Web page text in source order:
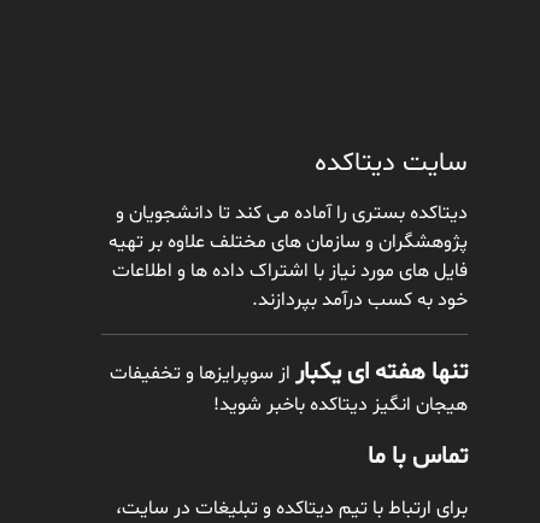
سایت دیتاکده
دیتاکده بستری را آماده می کند تا دانشجویان و
پژوهشگران و سازمان های مختلف علاوه بر تهیه
فایل های مورد نیاز با اشتراک داده ها و اطلاعات
خود به کسب درآمد بپردازند.
تنها هفته ای یکباراز سوپرایزها و تخفیفات
هیجان انگیز دیتاکده باخبر شوید!
تماس با ما
برای ارتباط با تیم دیتاکده و تبلیغات در سایت،